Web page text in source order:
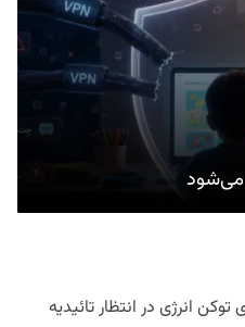
می‌شود
انرژی در انتظار تائیدیه